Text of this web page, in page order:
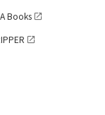
Books